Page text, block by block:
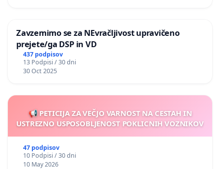
Zavzemimo se za NEvračljivost upravičeno
prejete/ga DSP in VD
437 podpisov
13 Podpisi / 30 dni
30 Oct 2025
📢 PETICIJA ZA VEČJO VARNOST NA CESTAH IN
USTREZNO USPOSOBLJENOST POKLICNIH VOZNIKOV
47 podpisov
10 Podpisi / 30 dni
10 May 2026